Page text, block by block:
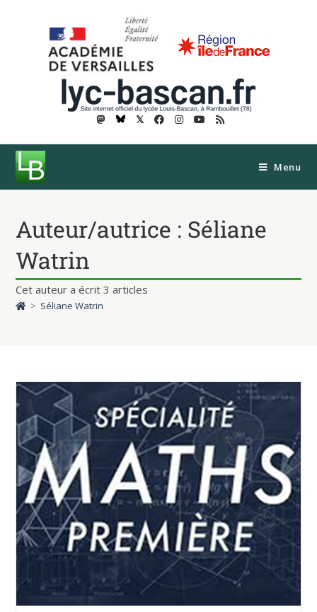
𝕏
Menu
Auteur/autrice : Séliane
Watrin
Cet auteur a écrit 3 articles
> Séliane Watrin